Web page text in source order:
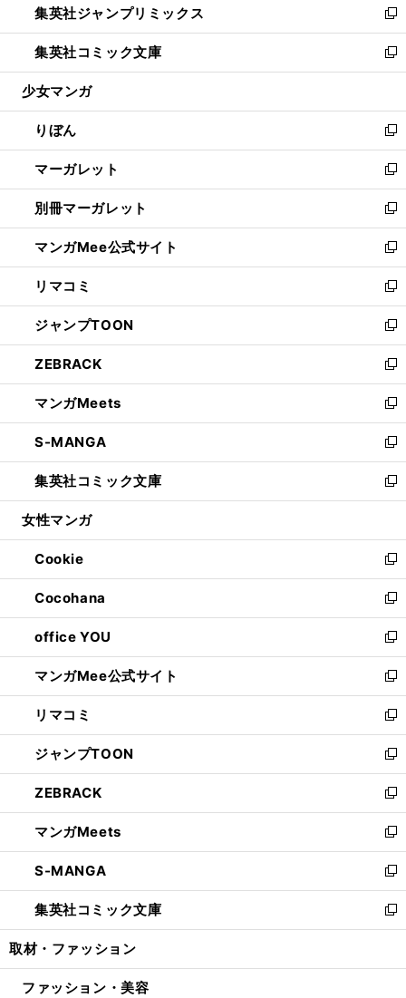
く
で
開
く
ド
ウ
で
開
ィ
ン
ド
ウ
開
く
い
ウ
ィ
ン
ウ
で
開
く
集英社ジャンプリミックス
新
し
い
ウ
ン
ド
ウ
で
開
く
集英社コミック文庫
新
し
ウ
ィ
ン
ド
ウ
で
開
く
少女マンガ
りぼん
新
し
い
ウ
ィ
ン
ド
ウ
で
開
く
マーガレット
新
し
い
ウ
ィ
ン
ド
ウ
で
開
く
別冊マーガレット
新
し
い
ウ
ィ
ン
ド
ウ
で
開
く
マンガMee公式サイト
新
し
い
ウ
ィ
ン
ド
ウ
で
開
く
リマコミ
新
し
い
ウ
ィ
ン
ド
ウ
で
開
く
ジャンプTOON
新
し
い
ウ
ィ
ン
ド
ウ
で
開
ZEBRACK
新
し
い
ウ
ィ
ン
ド
ウ
開
く
マンガMeets
新
し
い
ウ
ィ
ン
ウ
で
開
く
S-MANGA
新
し
い
ウ
ン
ド
ウ
で
開
く
集英社コミック文庫
新
し
ウ
ィ
ン
ド
ウ
で
開
く
女性マンガ
Cookie
新
し
い
ウ
ィ
ン
ド
ウ
で
開
く
Cocohana
新
し
い
ウ
ィ
ン
ド
ウ
で
開
く
office YOU
新
し
い
ウ
ィ
ン
ド
ウ
で
開
く
マンガMee公式サイト
新
し
い
ウ
ィ
ン
ド
ウ
で
開
く
リマコミ
新
し
い
ウ
ィ
ン
ド
ウ
で
開
く
ジャンプTOON
新
し
い
ウ
ィ
ン
ド
ウ
で
開
ZEBRACK
新
し
い
ウ
ィ
ン
ド
ウ
開
マンガMeets
新
し
い
ウ
ィ
ン
ウ
S-MANGA
新
し
い
ウ
ン
集英社コミック文庫
新
し
ウ
取材・ファッション
ファッション・美容